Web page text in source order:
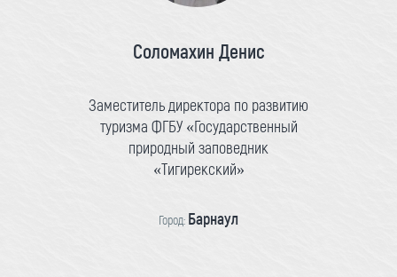
Соломахин Денис
Заместитель директора по развитию
туризма ФГБУ «Государственный
природный заповедник
«Тигирекский»
Город: Барнаул